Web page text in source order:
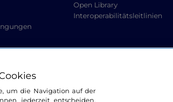
Open Library
Interoperabilitätsleitlinien
um die Navigation auf der
jederzeit entscheiden,